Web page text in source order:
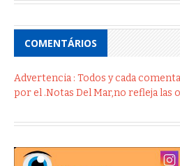
COMENTÁRIOS
Advertencia : Todos y cada
por el .Notas Del Mar,no refleja las